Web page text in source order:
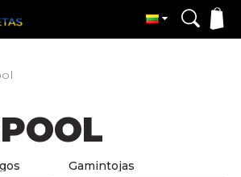
Gamintojas